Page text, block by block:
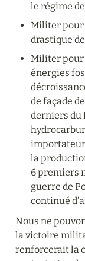
le régime
Militer pour
drastique
Militer pour
énergies
de façade
derniers du
la
6 premiers
guerre de
continué
Nous ne
la victoire
renforcerait la